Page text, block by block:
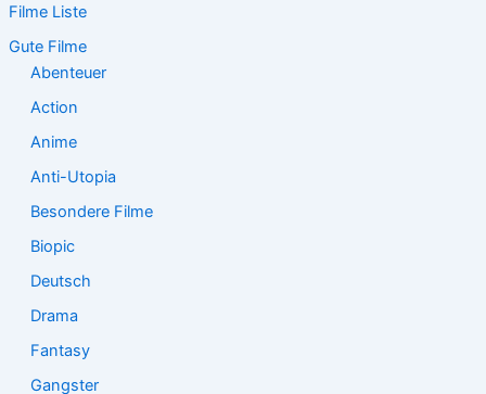
n
n
Filme Liste
Gute Filme
Abenteuer
Action
Anime
Anti-Utopia
Besondere Filme
Biopic
Deutsch
Drama
Fantasy
Gangster